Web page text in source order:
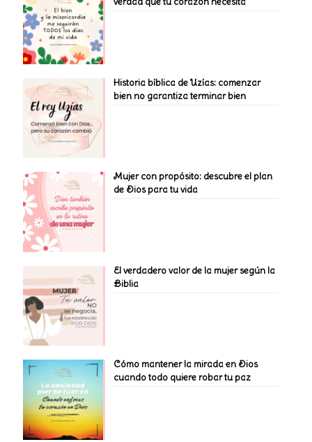
Historia bíblica de Uzías: comenzar
bien no garantiza terminar bien
Mujer con propósito: descubre el plan
de Dios para tu vida
El verdadero valor de la mujer según la
Biblia
Cómo mantener la mirada en Dios
cuando todo quiere robar tu paz